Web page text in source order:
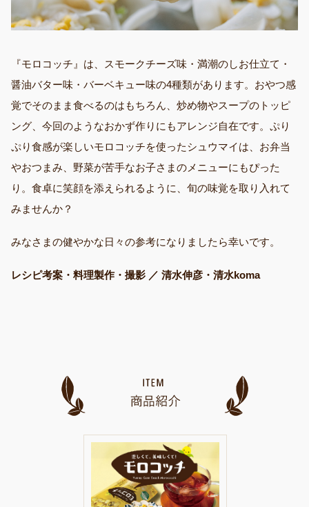
『モロコッチ』は、スモークチーズ味・満潮のしお仕立て・
醤油バター味・バーベキュー味の4種類があります。おやつ感
覚でそのまま食べるのはもちろん、炒め物やスープのトッピ
ング、今回のようなおかず作りにもアレンジ自在です。ぷり
ぷり食感が楽しいモロコッチを使ったシュウマイは、お弁当
やおつまみ、野菜が苦手なお子さまのメニューにもぴった
り。食卓に笑顔を添えられるように、旬の味覚を取り入れて
みませんか？
みなさまの健やかな日々の参考になりましたら幸いです。
レシピ考案・料理製作・撮影 ／ 清水伸彦・清水koma